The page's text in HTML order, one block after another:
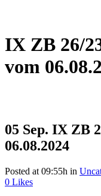
IX ZB 26/
vom
05 Sep. IX ZB
06.08.2024
Posted at 09:55h in
0 Likes